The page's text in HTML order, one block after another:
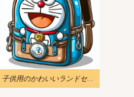
子供用のかわいいランドセルのイラスト 5